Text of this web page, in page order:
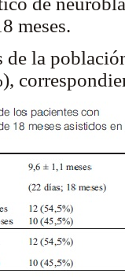
meses.
de la